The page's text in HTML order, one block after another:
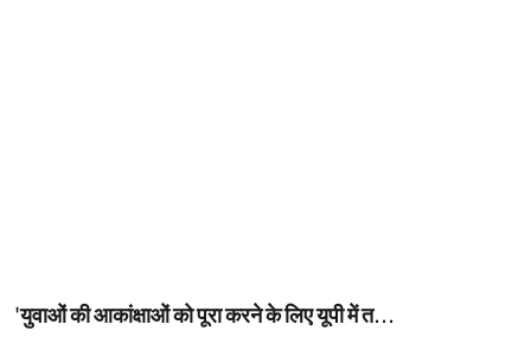
'युवाओं की आकांक्षाओं को पूरा करने के लिए यूपी में त...